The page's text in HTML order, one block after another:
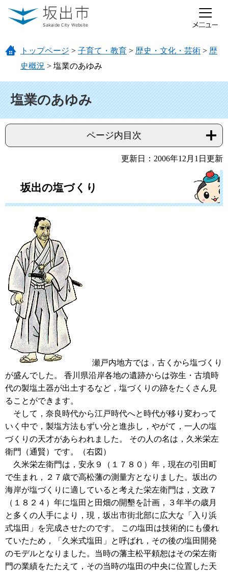
ページの先頭です。
メニューを飛ばして本文へ
トップページ > 子育て・教育 > 歴史・文化・芸術 > 歴
史概況 > 塩業のあゆみ
塩業のあゆみ
ページ内目次
更新日：2006年12月1日更新
坂出の塩づくり
瀬戸内地方では，古くから塩づくり
が盛んでした。 香川県沿岸各地の遺跡からは弥生・古墳時
代の製塩土器が出土するなど，塩づくりの跡をたくさん見
ることができます。
そして，奈良時代から江戸時代へと時代が移り変わって
いく中で，製塩方法もずい分と進歩し，やがて，一人の塩
づくりの天才があらわれました。 その人の名は，久米栄左
衛門（通賢）です。（右図）
久米栄左衛門は，安永９（１７８０）年，現在の引田町
で生まれ，２７歳で高松藩の測量方となりました。坂出の
海岸が塩づくりに適していると考えた栄左衛門は，文政７
（１８２４）年に塩田と田畑の開墾を計画，３年半の歳月
と多くの人手により，現，坂出市街北部に広大な「入り浜
式塩田」を完成させたのです。 この塩田は技術的にも優れ
ていたため，「久米式塩田」と呼ばれ，その後の塩田開発
のモデルとなりました。当時の藩主松平頼恕はその栄左衛
門の業績をたたえて，その当時の塩田の中央に位置した天